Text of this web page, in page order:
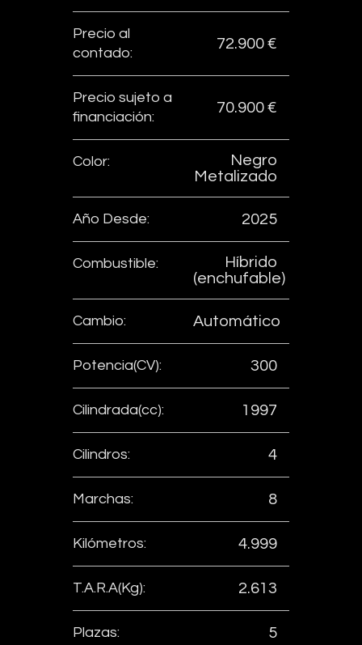
Precio al
contado:
72.900 €
Precio sujeto a
financiación:
70.900 €
Color:
Negro
Metalizado
Año Desde: 2025
Combustible:
Híbrido
(enchufable)
Cambio: Automático
Potencia(CV): 300
Cilindrada(cc): 1997
Cilindros: 4
Marchas: 8
Kilómetros: 4.999
T.A.R.A(Kg): 2.613
Plazas: 5